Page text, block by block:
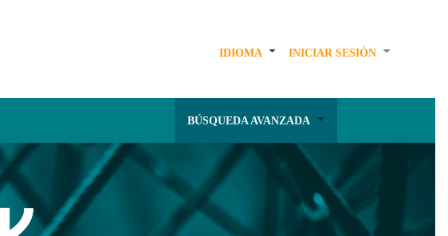
IDIOMA INICIAR SESIÓN
BÚSQUEDA AVANZADA